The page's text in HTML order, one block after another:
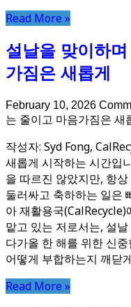
Read More »
설날을 맞이하
가짐은 새롭게
February 10, 2026
는 줄이고 마음가짐은 새
작성자: Syd Fong,
새롭게 시작하는 시간입
을 따르진 않았지만, 항
둘러싸고 축하하는 일은
아 재활용국
맡고 있는 저로서는, 설
다가올 한 해를 위한 신
어떻게 부합하는지 깨닫
Read More »